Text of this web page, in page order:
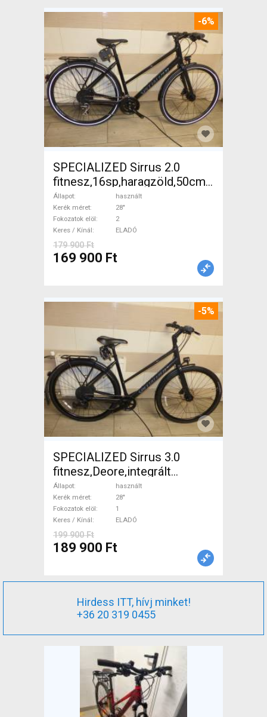
-6%
SPECIALIZED Sirrus 2.0
fitnesz,16sp,haragzöld,50cm,újszerű
Trekking/cross tárcsafék
használt ELADÓ
Állapot
használt
Kerék méret
28"
Fokozatok elöl
2
Keres / Kínál
ELADÓ
179 900 Ft
169 900 Ft
-5%
SPECIALIZED Sirrus 3.0
fitnesz,Deore,integrált
hajtás,11sp Trekking/cross
tárcsafék használt ELADÓ
Állapot
használt
Kerék méret
28"
Fokozatok elöl
1
Keres / Kínál
ELADÓ
199 900 Ft
189 900 Ft
Hirdess ITT, hívj minket!
+36 20 319 0455